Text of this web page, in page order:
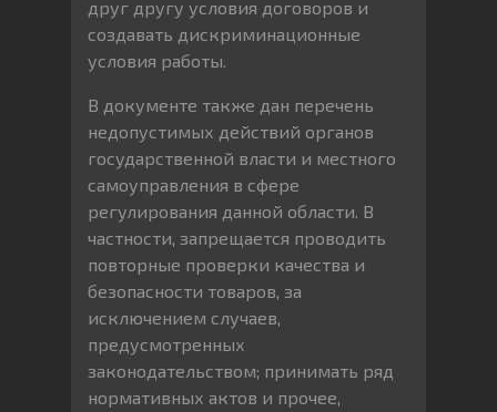
друг другу условия договоров и
создавать дискриминационные
условия работы.
В документе также дан перечень
недопустимых действий органов
государственной власти и местного
самоуправления в сфере
регулирования данной области. В
частности, запрещается проводить
повторные проверки качества и
безопасности товаров, за
исключением случаев,
предусмотренных
законодательством; принимать ряд
нормативных актов и прочее,